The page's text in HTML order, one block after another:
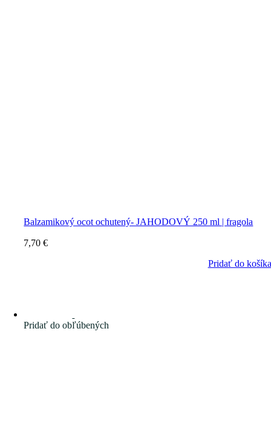
Balzamikový ocot ochutený- JAHODOVÝ 250 ml | fragola
7,70€
Pridať do košíka
Pridať do obľúbených